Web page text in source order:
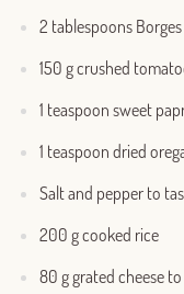
2 tablespoons Borges
150 g crushed
1 teaspoon sweet
1 teaspoon dried
Salt and pepper to
200 g cooked rice
80 g grated cheese